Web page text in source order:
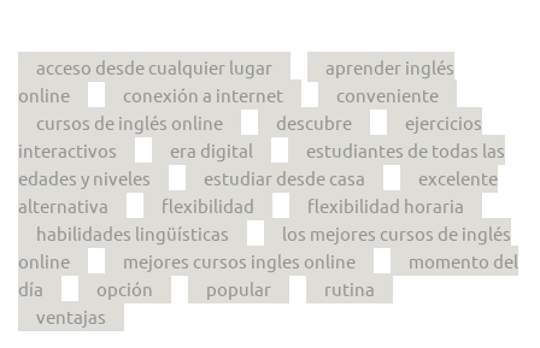
acceso desde cualquier lugar
aprender inglés
online
conexión a internet
conveniente
cursos de inglés online
descubre
ejercicios
interactivos
era digital
estudiantes de todas las
edades y niveles
estudiar desde casa
excelente
alternativa
flexibilidad
flexibilidad horaria
habilidades lingüísticas
los mejores cursos de inglés
online
mejores cursos ingles online
momento del
día
opción popular
rutina
ventajas